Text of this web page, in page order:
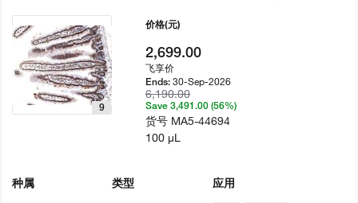
9
种属
类型
应用
价格(元)
2,699.00
飞享价
Ends:30-Sep-2026
6,190.00
Save 3,491.00 (56%)
货号 MA5-44694
100 µL